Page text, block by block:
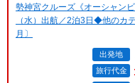
勢神宮クルーズ《オーシャン
（水）出航／2泊3日◆他のカ
月〕
出発地
旅行代金